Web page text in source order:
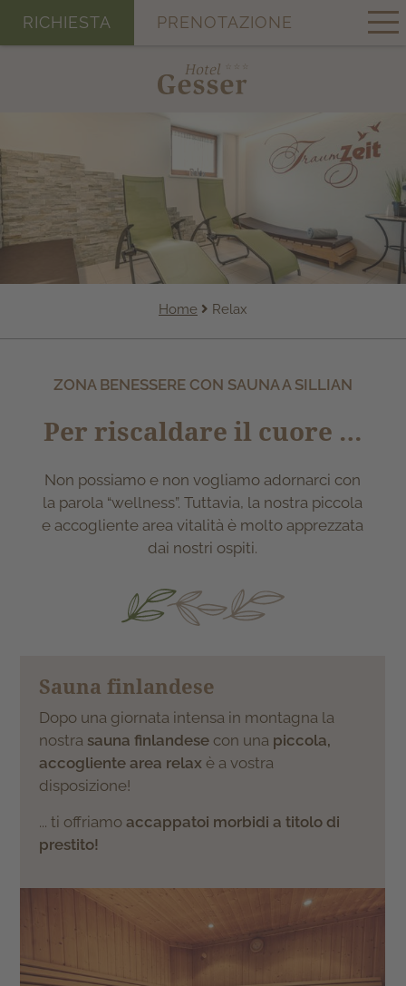
RICHIESTA PRENOTAZIONE
Home Relax
ZONA BENESSERE CON SAUNA A SILLIAN
Per riscaldare il cuore …
Non possiamo e non vogliamo adornarci con
la parola “wellness”. Tuttavia, la nostra piccola
e accogliente area vitalità è molto apprezzata
dai nostri ospiti.
Sauna finlandese
Dopo una giornata intensa in montagna la
nostra sauna finlandesecon una piccola,
accogliente area relax è a vostra
disposizione!
... ti offriamo accappatoi morbidi a titolo di
prestito!